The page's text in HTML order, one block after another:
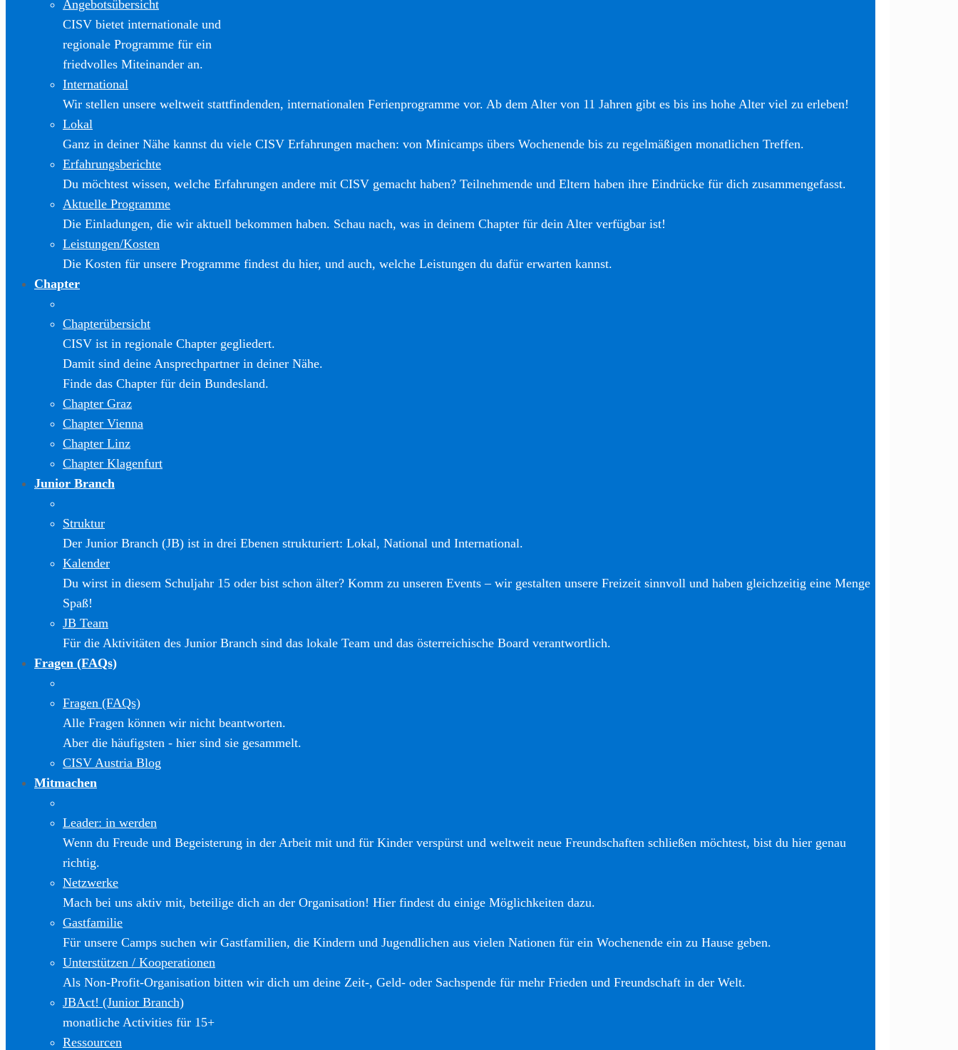
Angebotsübersicht
CISV bietet internationale und
regionale Programme für ein
friedvolles Miteinander an.
International
Wir stellen unsere weltweit stattfindenden, internationalen Ferienprogramme vor. Ab dem Alter von 11 Jahren gibt es bis ins hohe Alter viel zu erleben!
Lokal
Ganz in deiner Nähe kannst du viele CISV Erfahrungen machen: von Minicamps übers Wochenende bis zu regelmäßigen monatlichen Treffen.
Erfahrungsberichte
Du möchtest wissen, welche Erfahrungen andere mit CISV gemacht haben? Teilnehmende und Eltern haben ihre Eindrücke für dich zusammengefasst.
Aktuelle Programme
Die Einladungen, die wir aktuell bekommen haben. Schau nach, was in deinem Chapter für dein Alter verfügbar ist!
Leistungen/Kosten
Die Kosten für unsere Programme findest du hier, und auch, welche Leistungen du dafür erwarten kannst.
Chapter
Chapterübersicht
CISV ist in regionale Chapter gegliedert.
Damit sind deine Ansprechpartner in deiner Nähe.
Finde das Chapter für dein Bundesland.
Chapter Graz
Chapter Vienna
Chapter Linz
Chapter Klagenfurt
Junior Branch
Struktur
Der Junior Branch (JB) ist in drei Ebenen strukturiert: Lokal, National und International.
Kalender
Du wirst in diesem Schuljahr 15 oder bist schon älter? Komm zu unseren Events – wir gestalten unsere Freizeit sinnvoll und haben gleichzeitig eine Menge
Spaß!
JB Team
Für die Aktivitäten des Junior Branch sind das lokale Team und das österreichische Board verantwortlich.
Fragen (FAQs)
Fragen (FAQs)
Alle Fragen können wir nicht beantworten.
Aber die häufigsten - hier sind sie gesammelt.
CISV Austria Blog
Mitmachen
Leader: in werden
Wenn du Freude und Begeisterung in der Arbeit mit und für Kinder verspürst und weltweit neue Freundschaften schließen möchtest, bist du hier genau
richtig.
Netzwerke
Mach bei uns aktiv mit, beteilige dich an der Organisation! Hier findest du einige Möglichkeiten dazu.
Gastfamilie
Für unsere Camps suchen wir Gastfamilien, die Kindern und Jugendlichen aus vielen Nationen für ein Wochenende ein zu Hause geben.
Unterstützen / Kooperationen
Als Non-Profit-Organisation bitten wir dich um deine Zeit-, Geld- oder Sachspende für mehr Frieden und Freundschaft in der Welt.
JBAct! (Junior Branch)
monatliche Activities für 15+
Ressourcen